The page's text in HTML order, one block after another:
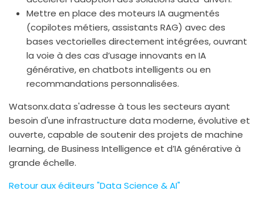
Mettre en place des moteurs IA augmentés
(copilotes métiers, assistants RAG) avec des
bases vectorielles directement intégrées, ouvrant
la voie à des cas d’usage innovants en IA
générative, en chatbots intelligents ou en
recommandations personnalisées.
Watsonx.data s'adresse à tous les secteurs ayant
besoin d'une infrastructure data moderne, évolutive et
ouverte, capable de soutenir des projets de machine
learning, de Business Intelligence et d’IA générative à
grande échelle.
Retour aux éditeurs "Data Science & AI"